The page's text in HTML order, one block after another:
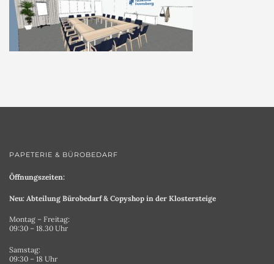
PAPETERIE & BÜROBEDARF
Öffnungszeiten:
Neu: Abteilung Bürobedarf & Copyshop in der Klostersteige
Montag – Freitag:
09:30 – 18.30 Uhr
Samstag:
09:30 – 18 Uhr